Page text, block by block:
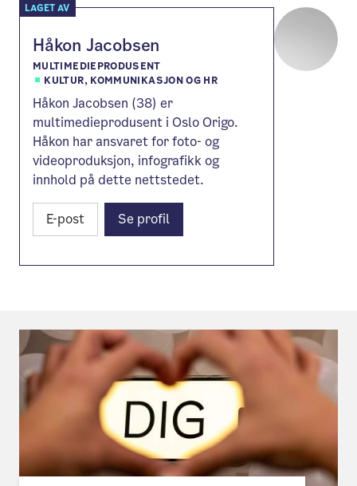
LAGET AV
Håkon Jacobsen
MULTIMEDIEPRODUSENT
KULTUR, KOMMUNIKASJON OG HR
Håkon Jacobsen (38) er
multimedieprodusent i Oslo Origo.
Håkon har ansvaret for foto- og
videoproduksjon, infografikk og
innhold på dette nettstedet.
E-post Se profil